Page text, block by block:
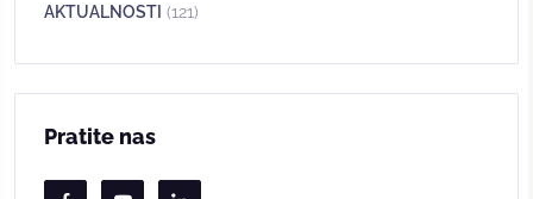
AKTUALNOSTI (121)
Pratite nas